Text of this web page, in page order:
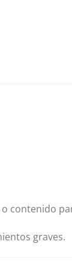
contenido
graves.